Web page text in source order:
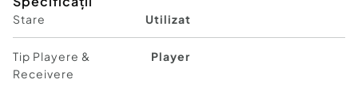
Stare Utilizat
Tip Playere &
Receivere
Player